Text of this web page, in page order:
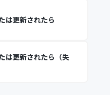
は更新されたら
は更新されたら（失